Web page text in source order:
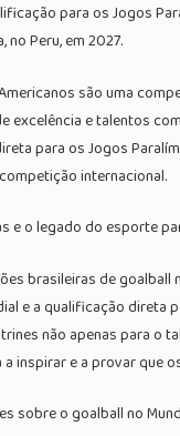
para os Jogos
no Peru, em 2027.
são uma
excelência e talentos
para os Jogos
internacional.
e o legado do esporte
brasileiras de
e a qualificação direta
não apenas para o
a inspirar e a provar que
sobre o goalball no